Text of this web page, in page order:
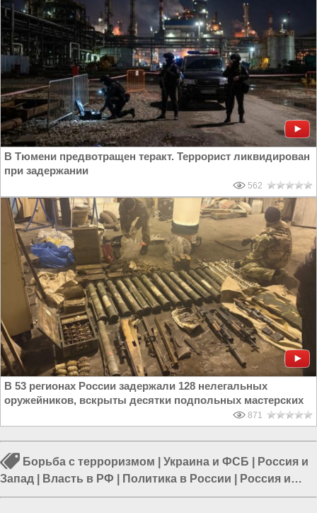
В Тюмени предвотращен теракт. Террорист ликвидирован
при задержании
562
В 53 регионах России задержали 128 нелегальных
оружейников, вскрыты десятки подпольных мастерских
871
Борьба с терроризмом Украина и ФСБ
Россия и
Запад
Власть в РФ Политика в России
Россия и
Евразия|Россия и Украина